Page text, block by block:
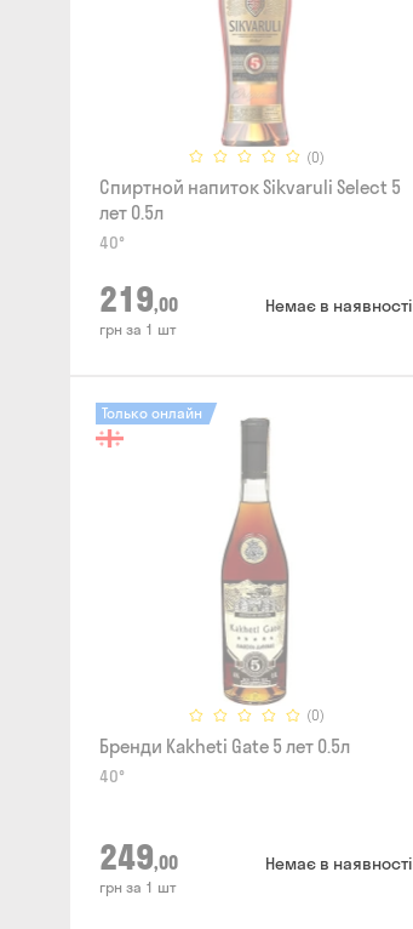
(0)
Спиртной напиток Sikvaruli Select 5
лет 0.5л
40°
219,00
грн за 1 шт
Немає в наявності
(0)
Только онлайн
Бренди Kakheti Gate 5 лет 0.5л
40°
249,00
грн за 1 шт
Немає в наявності